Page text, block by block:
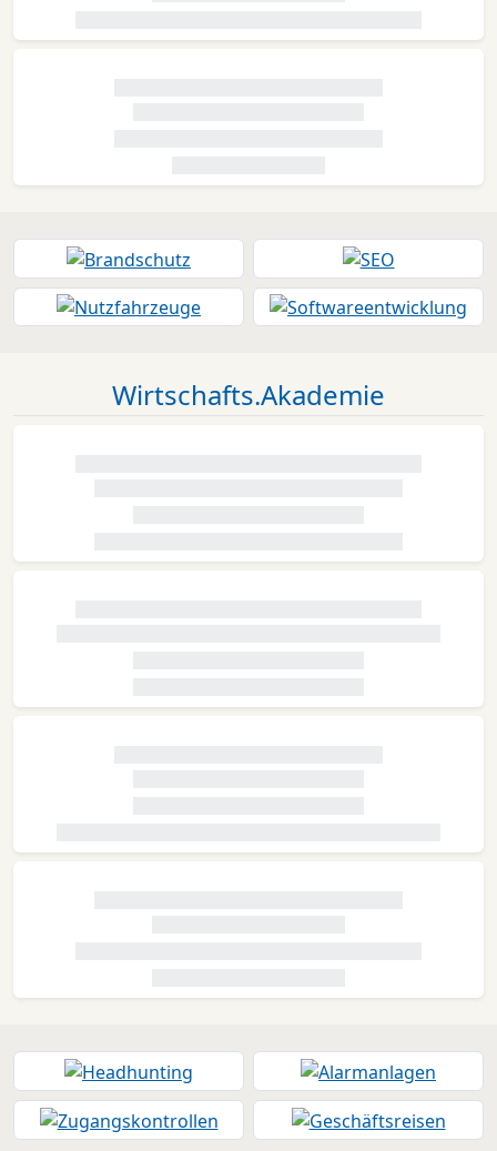
Wirtschafts.Akademie